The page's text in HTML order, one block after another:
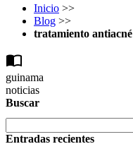
Inicio >>
Blog >>
tratamiento antiacné
import_contacts
guinama
noticias
Buscar
Entradas recientes